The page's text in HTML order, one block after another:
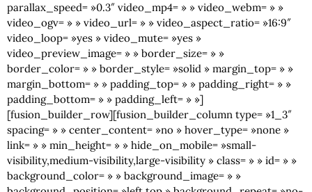
parallax_speed= »0.3″ video_mp4= » » video_webm= » »
video_ogv= » » video_url= » » video_aspect_ratio= »16:9″
video_loop= »yes » video_mute= »yes »
video_preview_image= » » border_size= » »
border_color= » » border_style= »solid » margin_top= » »
margin_bottom= » » padding_top= » » padding_right= » »
padding_bottom= » » padding_left= » »]
[fusion_builder_row][fusion_builder_column type= »1_3″
spacing= » » center_content= »no » hover_type= »none »
link= » » min_height= » » hide_on_mobile= »small-
visibility,medium-visibility,large-visibility » class= » » id= » »
background_color= » » background_image= » »